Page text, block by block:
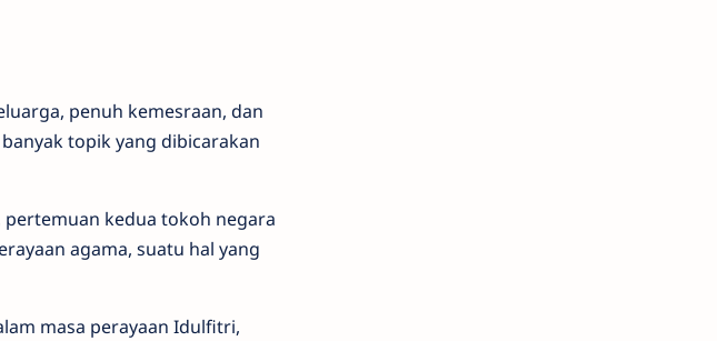
penuh kemesraan, dan
topik yang dibicarakan
pertemuan kedua tokoh negara
agama, suatu hal yang
masa perayaan Idulfitri,